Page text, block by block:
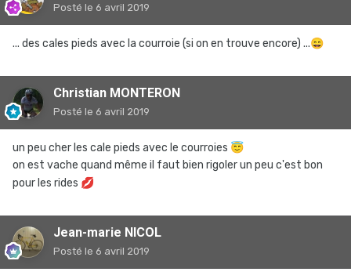
Posté le 6 avril 2019
... des cales pieds avec la courroie (si on en trouve encore) ...😄
Christian MONTERON
Posté le 6 avril 2019
un peu cher les cale pieds avec le courroies 😇
on est vache quand même il faut bien rigoler un peu c'est bon
pour les rides 💋
Jean-marie NICOL
Posté le 6 avril 2019